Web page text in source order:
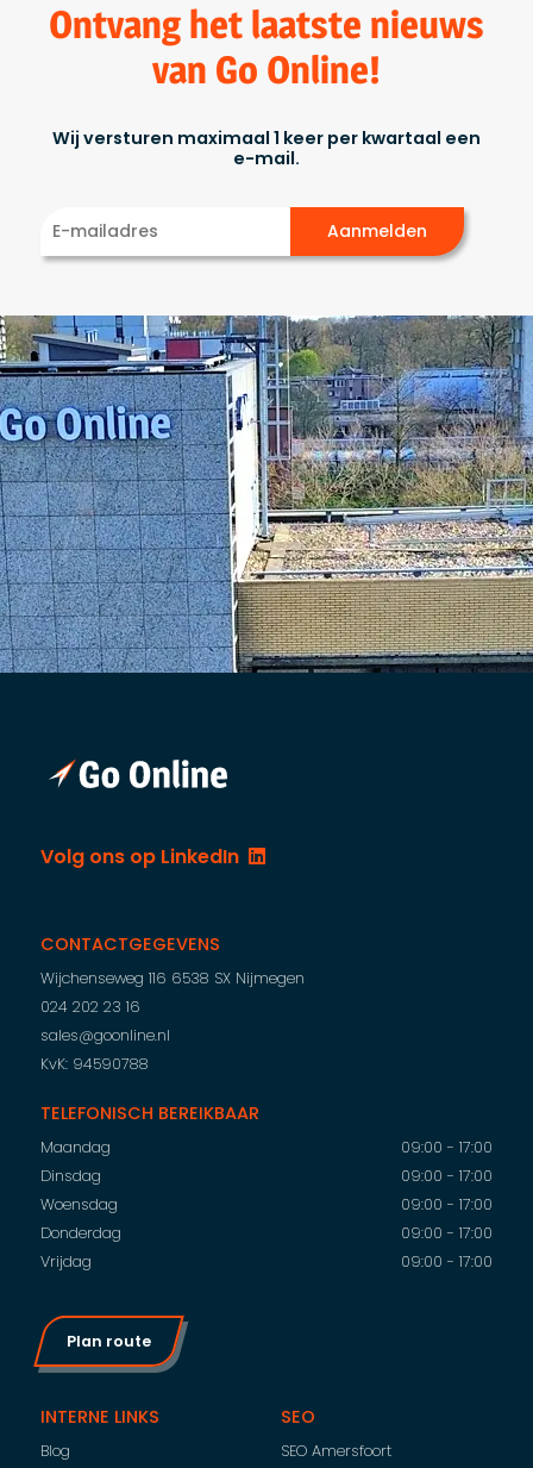
Ontvang het laatste nieuws
van Go Online!
Wij versturen maximaal 1 keer per kwartaal een
e-mail.
Volg ons op LinkedIn
INTERNE LINKS
Blog
SEO
SEO Amersfoort
CONTACTGEGEVENS
Wijchenseweg 116 6538 SX Nijmegen
024 202 23 16
sales@goonline.nl
KvK: 94590788
TELEFONISCH BEREIKBAAR
Maandag
09:00 - 17:00
Dinsdag
09:00 - 17:00
Woensdag
09:00 - 17:00
Donderdag
09:00 - 17:00
Vrijdag
09:00 - 17:00
Plan route